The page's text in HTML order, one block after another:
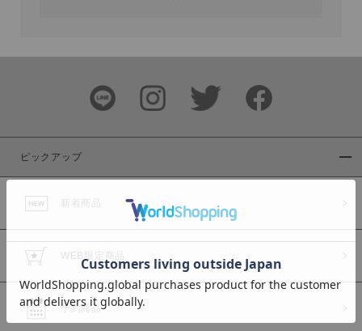
ブランド
カラー
ピックアップ
新着商品
WEB限定商品
予約商品